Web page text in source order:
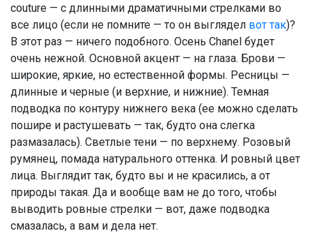
couture — с длинными драматичными стрелками во
все лицо (если не помните — то он выглядел вот так)?
В этот раз — ничего подобного. Осень Chanel будет
очень нежной. Основной акцент — на глаза. Брови —
широкие, яркие, но естественной формы. Ресницы —
длинные и черные (и верхние, и нижние). Темная
подводка по контуру нижнего века (ее можно сделать
пошире и растушевать — так, будто она слегка
размазалась). Светлые тени — по верхнему. Розовый
румянец, помада натурального оттенка. И ровный цвет
лица. Выглядит так, будто вы и не красились, а от
природы такая. Да и вообще вам не до того, чтобы
выводить ровные стрелки — вот, даже подводка
смазалась, а вам и дела нет.